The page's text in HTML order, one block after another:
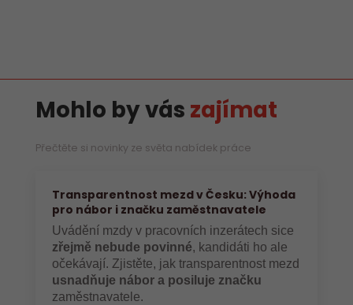
Mohlo by vás zajímat
Přečtěte si novinky ze světa nabídek práce
Transparentnost mezd v Česku: Výhoda
pro nábor i značku zaměstnavatele
Uvádění mzdy v pracovních inzerátech sice
zřejmě nebude povinné, kandidáti ho ale
očekávají. Zjistěte, jak transparentnost mezd
usnadňuje nábor a posiluje značku
zaměstnavatele.